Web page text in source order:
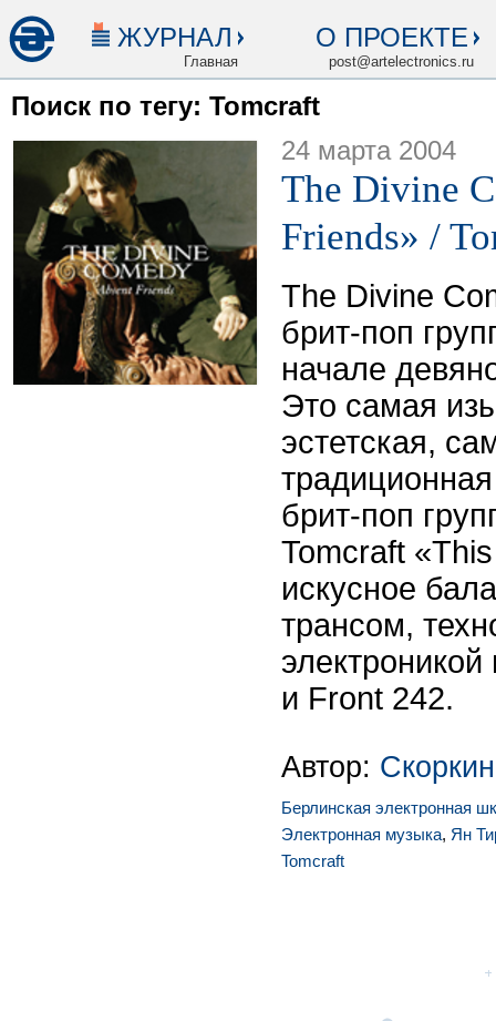
ЖУРНАЛ
Главная
О ПРОЕКТЕ
post@artelectronics.ru
Поиск по тегу: Tomcraft
24 марта 2004
The Divine
Friends» /
The Divine
брит-поп
начале
Это самая
эстетская,
брит-поп
Tomcraft
искусное
трансом,
и Front 242.
Автор:
Берлинская электронная
Электронная музыка, Ян
Tomcraft